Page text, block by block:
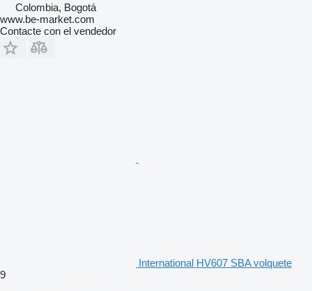
Colombia, Bogotá
www.be-market.com
Contacte con el vendedor
International HV607 SBA volquete
9